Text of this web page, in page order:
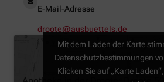
E-Mail-Adresse
droote@ausbuettels.de
Mit dem Laden der Karte
Datenschutzbestimmungen
Klicken Sie auf „Karte